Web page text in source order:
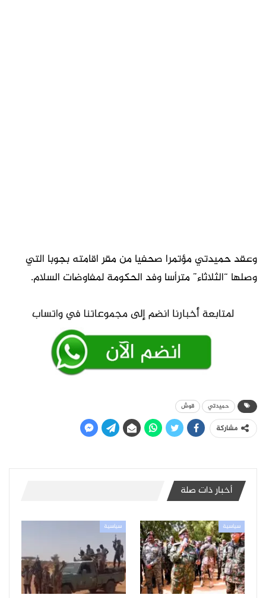
وعقد حميدتي مؤتمرا صحفيا من مقر اقامته بجوبا التي
وصلها “الثلاثاء” مترأسا وفد الحكومة لمفاوضات السلام.
حميدتي قوش
مشاركة
أخبار ذات صلة
سياسية سياسية